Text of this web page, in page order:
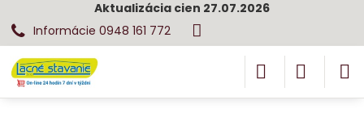
Aktualizácia cien 27.07.2026
Informácie 0948 161 772